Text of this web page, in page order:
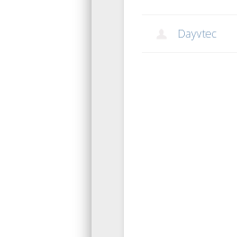
Dayvtec